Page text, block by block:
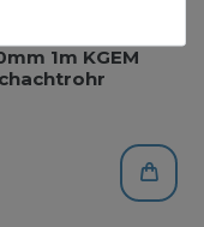
1m KGEM